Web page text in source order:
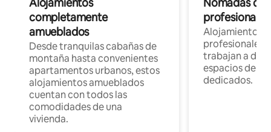
completamente
amueblados
Desde tranquilas cabañas de
montaña hasta convenientes
apartamentos urbanos, estos
alojamientos amueblados
cuentan con todos las
comodidades de una
vivienda.
Alojamientos
profesionales
trabajan a
espacios de
dedicados.